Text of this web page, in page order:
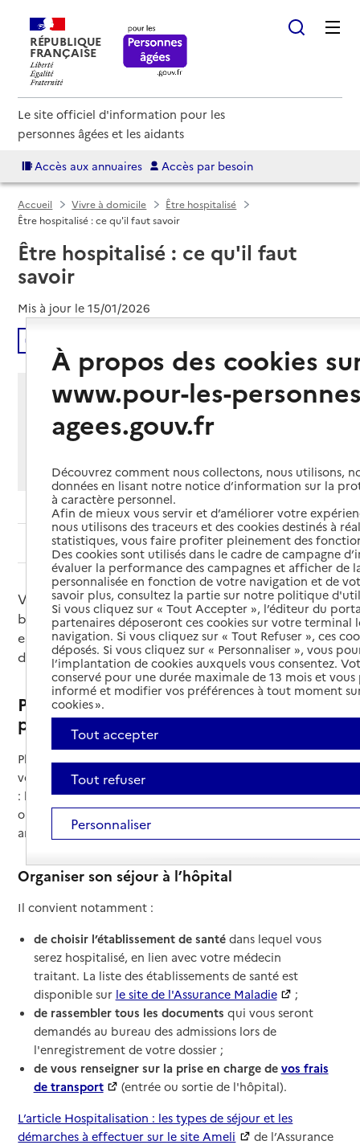
RÉPUBLIQUE
FRANÇAISE
Le site officiel d'information pour les
personnes âgées et les aidants
Accès aux annuaires Accès par besoin
Accueil Vivre à domicile
Être hospitalisé
Être hospitalisé : ce qu'il faut savoir
Être hospitalisé : ce qu'il faut
savoir
Mis à jour le15/01/2026
Partager cette page
ImprimerPartager par email
Partager sur Facebook
Partager sur XPartager sur Linkedin
Whatsapp, veuillezautoriser le dépôt de cookies .
Sommaire
Vous devez être hospitalisé. Comment s’assurer du
bon déroulement de votre hospitalisation et mettre
en place les meilleures conditions de retour à
domicile ?
Préparer une hospitalisation
programmée
Plusieurs démarches sont à effectuer pour bien préparer
votre hospitalisation, en fonction de votre type de séjour
: hospitalisation complète, hospitalisation à temps partiel
ou séances de soins, hôpital de jour ou chirurgie
ambulatoire.
Organiser son séjour à l’hôpital
Il convient notamment :
de choisir l’établissement de santédans lequel vous
serez hospitalisé, en lien avec votre médecin
traitant. La liste des établissements de santé est
disponible sur le site de l'Assurance Maladie
;
de rassembler tous les documents qui vous seront
demandés au bureau des admissions lors de
l'enregistrement de votre dossier ;
de vous renseigner sur la prise en charge de vos frais
de transport
(entrée ou sortie de l'hôpital).
L’article Hospitalisation : les types de séjour et les
démarches à effectuer sur le site Ameli
de l’Assurance
À propos des cookies
www.pour-les-
agees.gouv.fr
Découvrez comment nous collectons, nous utilisons,
données en lisant notre notice d’information sur la
à caractère personnel.
Afin de mieux vous servir et d’améliorer votre
nous utilisons des traceurs et des cookies destinés à
statistiques, vous faire profiter pleinement des
Des cookies sont utilisés dans le cadre de campagne
évaluer la performance des campagnes et afficher de
personnalisée en fonction de votre navigation et de
savoir plus, consultez la partie sur notre politique
Si vous cliquez sur « Tout Accepter », l’éditeur du
partenaires déposeront ces cookies sur votre terminal
navigation. Si vous cliquez sur « Tout Refuser », ces
déposés. Si vous cliquez sur « Personnaliser », vous
l’implantation de cookies auxquels vous consentez.
conservé pour une durée maximale de 13 mois et
informé et modifier vos préférences à tout moment
cookies ».
Tout accepter
Tout refuser
Personnaliser